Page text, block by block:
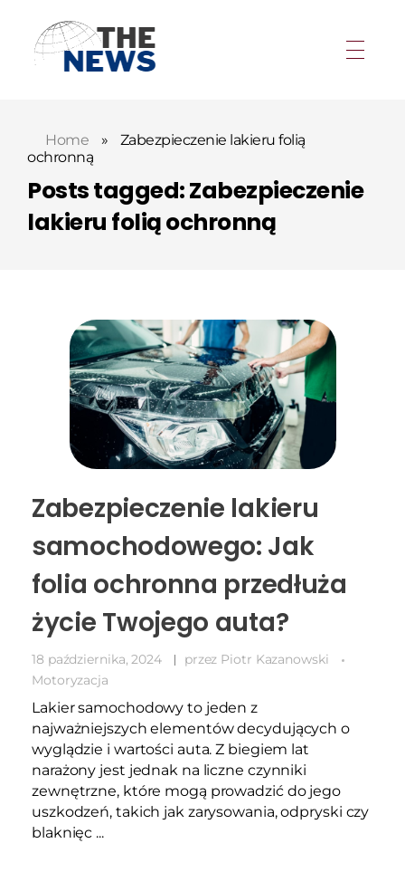
Home »
Zabezpieczenie lakieru folią
ochronną
Posts tagged: Zabezpieczenie
lakieru folią ochronną
Zabezpieczenie lakieru
samochodowego: Jak
folia ochronna przedłuża
życie Twojego auta?
18 października, 2024 przez Piotr Kazanowski
Motoryzacja
Lakier samochodowy to jeden z
najważniejszych elementów decydujących o
wyglądzie i wartości auta. Z biegiem lat
narażony jest jednak na liczne czynniki
zewnętrzne, które mogą prowadzić do jego
uszkodzeń, takich jak zarysowania, odpryski czy
blaknięc ...